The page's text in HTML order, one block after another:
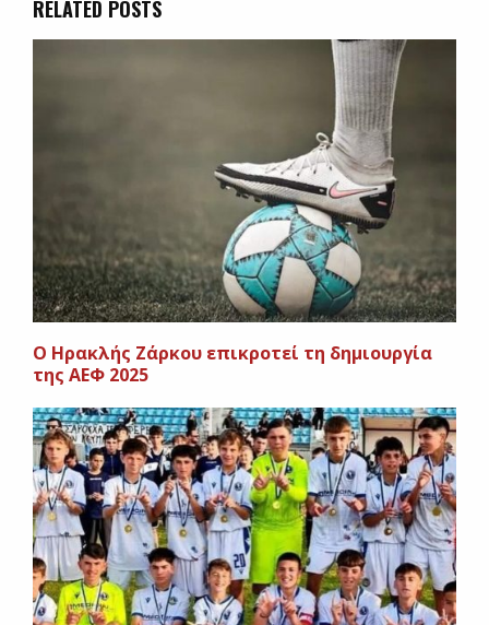
RELATED POSTS
Ο Ηρακλής Ζάρκου επικροτεί τη δημιουργία
της ΑΕΦ 2025